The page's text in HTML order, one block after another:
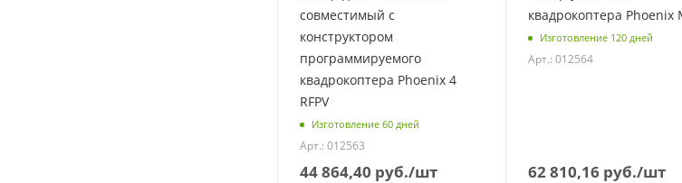
совместимый с
конструктором
программируемого
квадрокоптера Phoenix 4
RFPV
Изготовление 60 дней
Арт.: 012563
44 864,40 руб./шт
квадрокоптера Phoenix
Изготовление 120 дней
Арт.: 012564
62 810,16 руб./шт